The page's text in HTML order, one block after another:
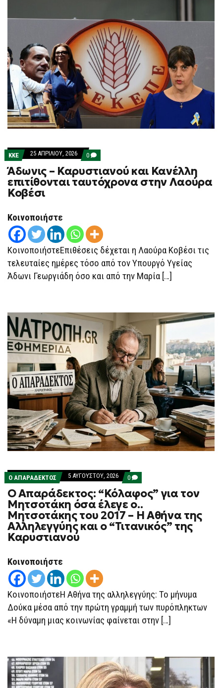
ΚΚΕ 25 ΑΠΡΙΛΊΟΥ, 2026 0 COMMENTS
ON
ΆΔΩΝΙΣ
–
ΚΑΡΥΣΤΙΑΝΟΎ
ΛΑΟΎΡΑ
ΚΟΒΈΣΙ
Άδωνις – Καρυστιανού και Κανέλλη
επιτίθονται ταυτόχρονα στην Λαούρα
Κοβέσι
Κοινοποιήστε
ΚοινοποιήστεΕπιθέσεις δέχεται η Λαούρα Κοβέσι τις
τελευταίες ημέρες τόσο από τον Υπουργό Υγείας
Άδωνι Γεωργιάδη όσο και από την Μαρία […]
Ο ΑΠΑΡΆΔΕΚΤΟΣ 5 ΑΥΓΟΎΣΤΟΥ, 2026 0 COMMENTS
ON
Ο
ΑΠΑΡΆΔΕΚΤΟΣ:
“ΚΌΛΑΦΟΣ”
ΓΙΑ
ΤΟΝ
ΜΗΤΣΟΤΆΚΗ
ΑΘΉΝΑ
ΤΗΣ
ΑΛΛΗΛΕΓΓΎΗΣ
ΚΑΙ
Ο
Ο Απαράδεκτος: “Κόλαφος” για τον
Μητσοτάκη όσα έλεγε ο..
Μητσοτάκης του 2017 – Η Αθήνα της
Αλληλεγγύης και ο “Τιτανικός” της
Καρυστιανού
Κοινοποιήστε
ΚοινοποιήστεΗ Αθήνα της αλληλεγγύης: Το μήνυμα
Δούκα μέσα από την πρώτη γραμμή των πυρόπληκτων
«Η δύναμη μιας κοινωνίας φαίνεται στην […]